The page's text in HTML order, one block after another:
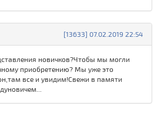
[13633] 07.02.2019 22:54
новичков?Чтобы мы могли
приобретению? Мы уже это
все и увидим!Свежи в памяти